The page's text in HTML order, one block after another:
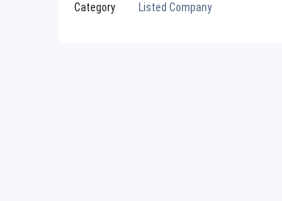
Category
Listed Company